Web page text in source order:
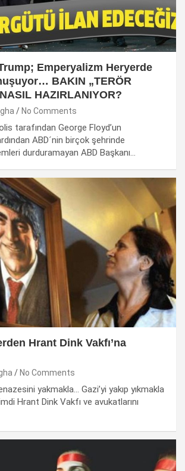
Emperyalizm Heryerde
BAKIN „TERÖR
HAZIRLANIYOR?
gha No Comments
tarafından George Floyd’un
ABD´nin birçok şehrinde
durduramayan ABD Başkanı…
Hrant Dink Vakfı’na
No Comments
yakmakla… Gazi’yi yakıp yıkmakla
Hrant Dink Vakfı ve avukatlarını